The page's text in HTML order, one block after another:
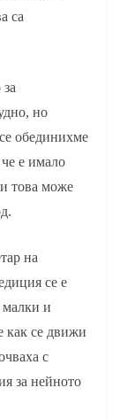
са
но
обединихме
е имало
това може
на
се е
малки и
как се движи
с
за нейното